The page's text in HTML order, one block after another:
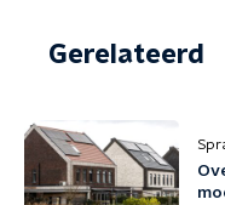
Gerelateerd